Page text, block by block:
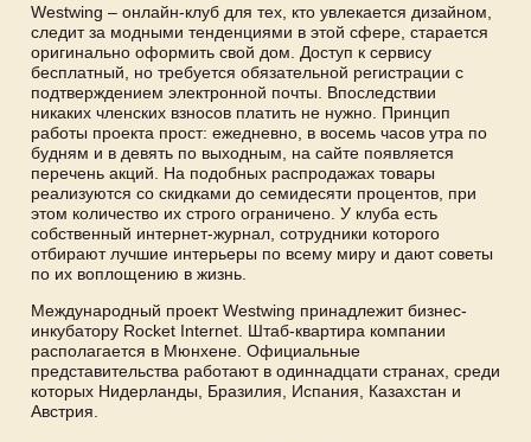
Westwing – онлайн-клуб для тех, кто увлекается дизайном,
следит за модными тенденциями в этой сфере, старается
оригинально оформить свой дом. Доступ к сервису
бесплатный, но требуется обязательной регистрации с
подтверждением электронной почты. Впоследствии
никаких членских взносов платить не нужно. Принцип
работы проекта прост: ежедневно, в восемь часов утра по
будням и в девять по выходным, на сайте появляется
перечень акций. На подобных распродажах товары
реализуются со скидками до семидесяти процентов, при
этом количество их строго ограничено. У клуба есть
собственный интернет-журнал, сотрудники которого
отбирают лучшие интерьеры по всему миру и дают советы
по их воплощению в жизнь.
Международный проект Westwing принадлежит бизнес-
инкубатору Rocket Internet. Штаб-квартира компании
располагается в Мюнхене. Официальные
представительства работают в одиннадцати странах, среди
которых Нидерланды, Бразилия, Испания, Казахстан и
Австрия.